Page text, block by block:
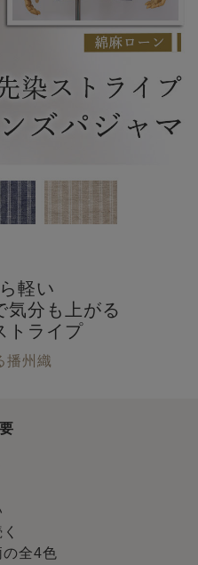
軽い
気分も上がる
トライプ
播州織
の全4色